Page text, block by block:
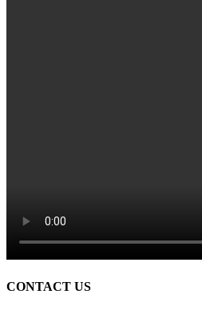
CONTACT US